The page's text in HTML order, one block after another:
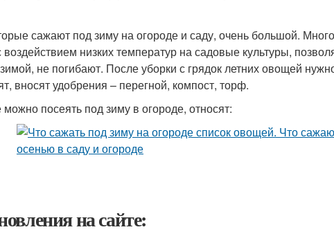
сажают под зиму на огороде и саду, очень большой.
низких температур на садовые культуры,
не погибают. После уборки с грядок летних овощей
вносят удобрения – перегной, компост, торф.
можно посеять под зиму в огороде, относят:
на сайте: